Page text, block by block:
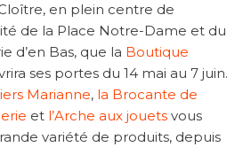
en plein centre de
de la Place Notre-Dame et du
d’en Bas, que la Boutique
ses portes du 14 mai au 7 juin.
Marianne, la Brocante de
et l’Arche aux jouets vous
variété de produits, depuis